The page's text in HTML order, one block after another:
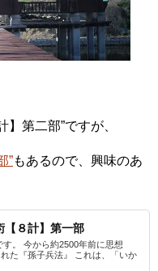
第二部”ですが、
”もあるので、興味のあ
【８計】第一部
。 今から約2500年前に思想
た『孫子兵法』 これは、「いか